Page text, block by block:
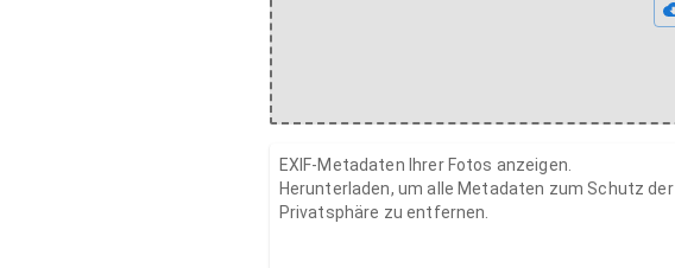
EXIF-Metadaten Ihrer Fotos anzeigen.
Herunterladen, um alle Metadaten zum Schutz der
Privatsphäre zu entfernen.